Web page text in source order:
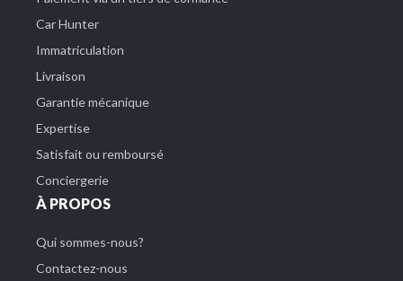
Car Hunter
Immatriculation
Livraison
Garantie mécanique
Expertise
Satisfait ou remboursé
Conciergerie
À PROPOS
Qui sommes-nous?
Contactez-nous